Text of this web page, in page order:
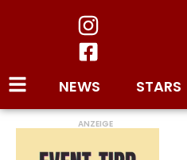
NEWS STARS
ANZEIGE